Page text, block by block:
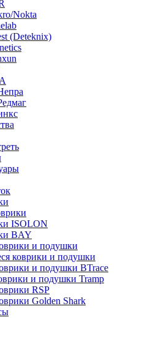
Nokta
(Deteknix)
ISOLON
BAY
и подушки
коврики и подушки
и подушки BTrace
и подушки Tramp
RSP
Golden Shark